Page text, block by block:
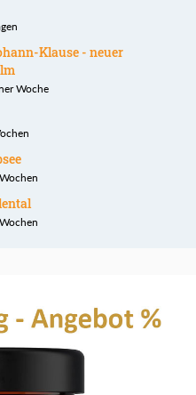
Klause - neuer
Woche